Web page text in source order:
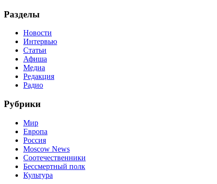
Разделы
Новости
Интервью
Статьи
Афиша
Медиа
Редакция
Радио
Рубрики
Мир
Европа
Россия
Moscow News
Соотечественники
Бессмертный полк
Культура